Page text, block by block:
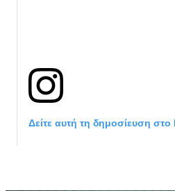
Δείτε αυτή τη δημοσίευση